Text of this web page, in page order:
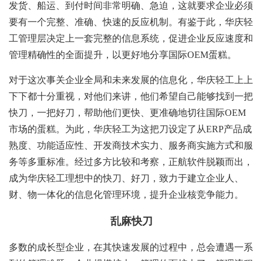
发货、船运、到付时间非常明确、急迫，这就要求企业必须
要有一个完整、准确、快速的反应机制。有鉴于此，华庆轻
工管理层决定上一套完整的信息系统，促进企业反应速度和
管理精确性的全面提升，以更好地分享国际OEM蛋糕。
对于这次事关企业全局和未来发展的信息化，华庆轻工上上
下下都十分重视，对他们来讲，他们希望自己能够找到一把
快刀，一把好刀，帮助他们更快、更准确地切往国际OEM
市场的蛋糕。为此，华庆轻工为这把刀设定了从ERP产品成
熟度、功能适应性、开发商技术实力、服务商实施方式和服
务等多重标准。经过多方比较和考察，正航软件脱颖而出，
成为华庆轻工理想中的快刀、好刀，致力于建立企业人、
财、物一体化的信息化管理环境，提升企业核竞争能力。
乱麻快刀
多数的成长型企业，在其快速发展的过程中，总会遭遇一系